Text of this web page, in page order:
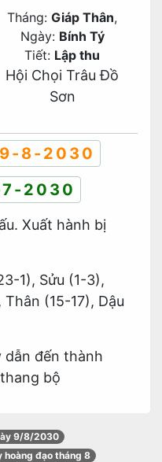
Tháng: Giáp Thân,
Ngày: Bính Tý
Tiết: Lập thu
Hội Chọi Trâu Đồ
Sơn
9-8-2030
7-2030
Xuất hành bị
1), Sửu (1-3),
(15-17), Dậu
dẫn đến thành
bộ
9/8/2030
hoàng đạo tháng 8